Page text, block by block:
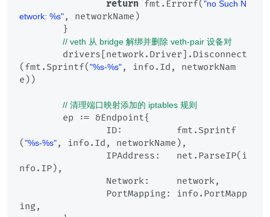
return fmt.Errorf("no Such N
etwork: %s", networkName)
// veth 从 bridge 解绑并删除 veth-pair 设备对
(fmt.Sprintf("%s-%s", info.Id, networkNam
e))
// 清理端口映射添加的 iptables 规则
("%s-%s", info.Id, networkName),
nfo.IP),
ing,